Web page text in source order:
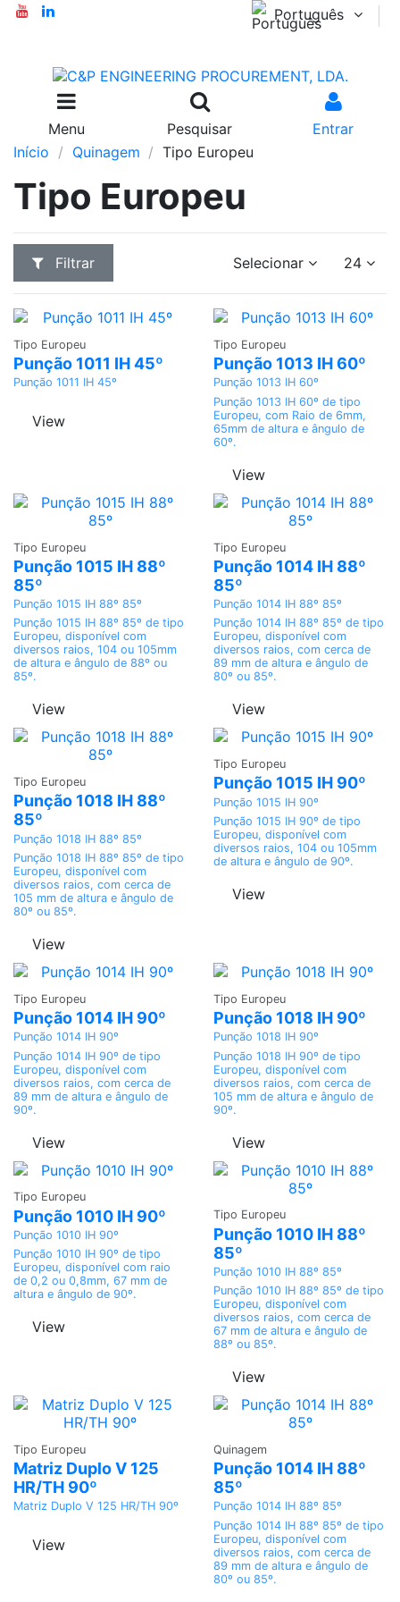
Português
Menu Pesquisar
Entrar
Início
Quinagem Tipo Europeu
Tipo Europeu
Filtrar Selecionar 24
Adicionar
Tipo Europeu
Punção 1011 IH 45º
Punção 1011 IH 45º
View
Adicionar
Tipo Europeu
Punção 1013 IH 60º
Punção 1013 IH 60º
Punção 1013 IH 60º de tipo
Europeu, com Raio de 6mm,
65mm de altura e ângulo de
60º.
View
Tipo Europeu
Punção 1015 IH 88º
85º
Punção 1015 IH 88º 85º
Punção 1015 IH 88º 85º de tipo
Europeu, disponível com
diversos raios, 104 ou 105mm
de altura e ângulo de 88º ou
85º.
View
Tipo Europeu
Punção 1014 IH 88º
85º
Punção 1014 IH 88º 85º
Punção 1014 IH 88º 85º de tipo
Europeu, disponível com
diversos raios, com cerca de
89 mm de altura e ângulo de
80º ou 85º.
View
Tipo Europeu
Punção 1018 IH 88º
85º
Punção 1018 IH 88º 85º
Punção 1018 IH 88º 85º de tipo
Europeu, disponível com
diversos raios, com cerca de
105 mm de altura e ângulo de
80º ou 85º.
View
Adicionar
Tipo Europeu
Punção 1015 IH 90º
Punção 1015 IH 90º
Punção 1015 IH 90º de tipo
Europeu, disponível com
diversos raios, 104 ou 105mm
de altura e ângulo de 90º.
View
Adicionar
Tipo Europeu
Punção 1014 IH 90º
Punção 1014 IH 90º
Punção 1014 IH 90º de tipo
Europeu, disponível com
diversos raios, com cerca de
89 mm de altura e ângulo de
90º.
View
Adicionar
Tipo Europeu
Punção 1018 IH 90º
Punção 1018 IH 90º
Punção 1018 IH 90º de tipo
Europeu, disponível com
diversos raios, com cerca de
105 mm de altura e ângulo de
90º.
View
Adicionar
Tipo Europeu
Punção 1010 IH 90º
Punção 1010 IH 90º
Punção 1010 IH 90º de tipo
Europeu, disponível com raio
de 0,2 ou 0,8mm, 67 mm de
altura e ângulo de 90º.
View
Tipo Europeu
Punção 1010 IH 88º
85º
Punção 1010 IH 88º 85º
Punção 1010 IH 88º 85º de tipo
Europeu, disponível com
diversos raios, com cerca de
67 mm de altura e ângulo de
88º ou 85º.
View
Tipo Europeu
Matriz Duplo V 125
HR/TH 90º
Matriz Duplo V 125 HR/TH 90º
View
Quinagem
Punção 1014 IH 88º
85º
Punção 1014 IH 88º 85º
Punção 1014 IH 88º 85º de tipo
Europeu, disponível com
diversos raios, com cerca de
89 mm de altura e ângulo de
80º ou 85º.